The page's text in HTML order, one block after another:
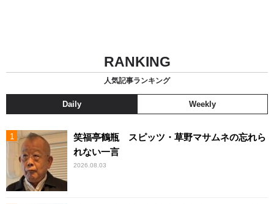
RANKING
人気記事ランキング
Daily Weekly
笑福亭鶴瓶 スピッツ・草野マサムネの忘れら
れない一言
2026.08.03